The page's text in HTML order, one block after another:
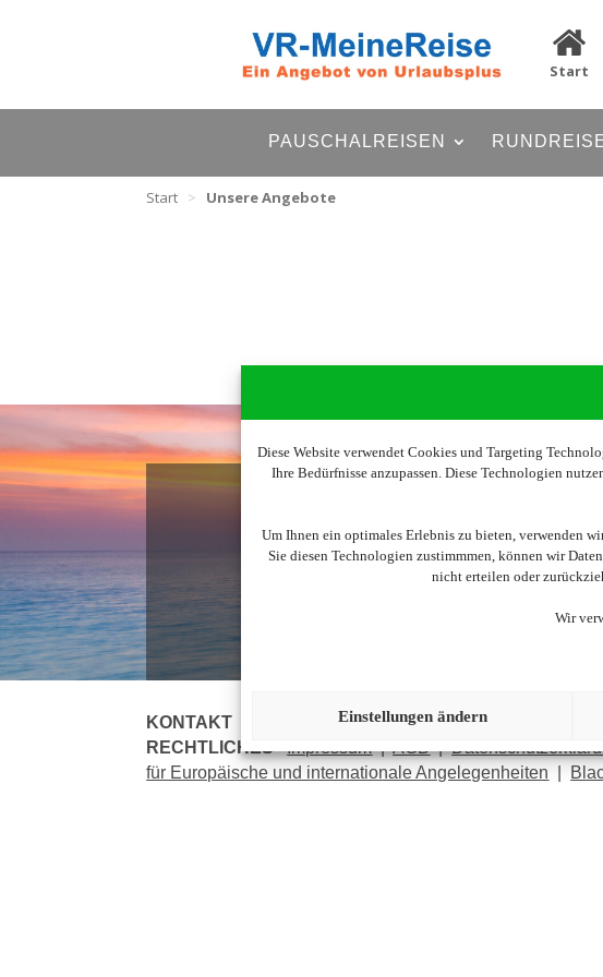
Diese Website verwendet Cookies und Targeting
Ihre Bedürfnisse anzupassen. Diese Technologien
Um Ihnen ein optimales Erlebnis zu bieten, verwenden
Sie diesen Technologien zustimmmen, können wir
nicht erteilen oder
Wir
Einstellungen ändern
Start
PAUSCHALREISEN
Start > Unsere Angebote
Noch
KONTAKT |Reiseanfrage|
RECHTLICHES
Impressum|AGB|
für Europäische und internationale Angelegenheiten